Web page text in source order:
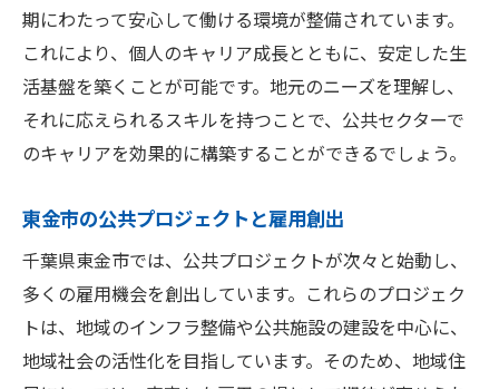
期にわたって安心して働ける環境が整備されています。
これにより、個人のキャリア成長とともに、安定した生
活基盤を築くことが可能です。地元のニーズを理解し、
それに応えられるスキルを持つことで、公共セクターで
のキャリアを効果的に構築することができるでしょう。
東金市の公共プロジェクトと雇用創出
千葉県東金市では、公共プロジェクトが次々と始動し、
多くの雇用機会を創出しています。これらのプロジェク
トは、地域のインフラ整備や公共施設の建設を中心に、
地域社会の活性化を目指しています。そのため、地域住